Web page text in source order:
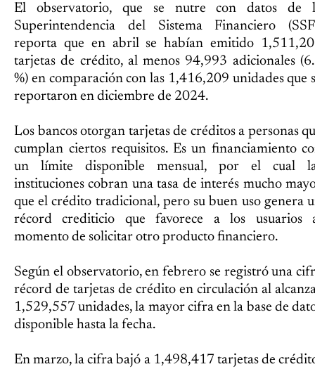
El observatorio, que se nutre con datos de
Superintendencia del Sistema Financiero
reporta que en abril se habían emitido
tarjetas de crédito, al menos 94,993 adicionales
%) en comparación con las 1,416,209 unidades que
reportaron en diciembre de 2024.
Los bancos otorgan tarjetas de créditos a personas
cumplan ciertos requisitos. Es un financiamiento
un límite disponible mensual, por el cual
instituciones cobran una tasa de interés mucho
que el crédito tradicional, pero su buen uso genera
récord crediticio que favorece a los usuarios
momento de solicitar otro producto financiero.
Según el observatorio, en febrero se registró una
récord de tarjetas de crédito en circulación al
1,529,557 unidades, la mayor cifra en la base de
disponible hasta la fecha.
En marzo, la cifra bajó a 1,498,417 tarjetas de